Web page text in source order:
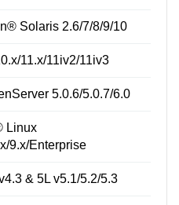
Solaris 2.6/7/8/9/10
11.x/11iv2/11iv3
5.0.6/5.0.7/6.0
Linux
9.x/Enterprise
& 5L v5.1/5.2/5.3